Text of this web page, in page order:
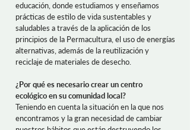
educación, donde estudiamos y enseñamos
prácticas de estilo de vida sustentables y
saludables a través de la aplicación de los
principios de la Permacultura, el uso de energías
alternativas, además de la reutilización y
reciclaje de materiales de desecho.
¿Por qué es necesario crear un centro
ecológico en su comunidad local?
Teniendo en cuenta la situación en la que nos
encontramos y la gran necesidad de cambiar